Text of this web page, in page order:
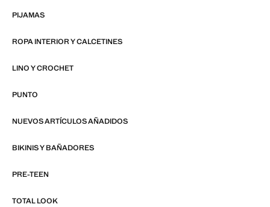
PIJAMAS
ROPA INTERIOR Y CALCETINES
LINO Y CROCHET
PUNTO
NUEVOS ARTÍCULOS AÑADIDOS
BIKINIS Y BAÑADORES
PRE-TEEN
TOTAL LOOK